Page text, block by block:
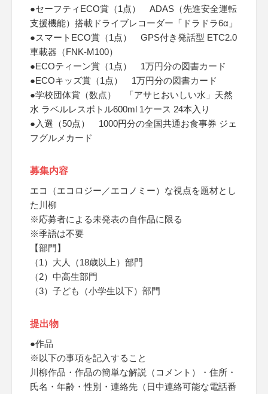
●セーフティECO賞（1点） ADAS（先進安全運転
支援機能）搭載ドライブレコーダー「ドラドラ6α」
●スマートECO賞（1点） GPS付き発話型 ETC2.0
車載器（FNK-M100）
●ECOティーン賞（1点） 1万円分の図書カード
●ECOキッズ賞（1点） 1万円分の図書カード
●学校団体賞（数点） 「アサヒおいしい水」天然
水 ラベルレスボトル600ml 1ケース 24本入り
●入選（50点） 1000円分の全国共通お食事券 ジェ
フグルメカード
募集内容
エコ（エコロジー／エコノミー）な視点を題材とし
た川柳
※応募者による未発表の自作品に限る
※季語は不要
【部門】
（1）大人（18歳以上）部門
（2）中高生部門
（3）子ども（小学生以下）部門
提出物
●作品
※以下の事項を記入すること
川柳作品・作品の簡単な解説（コメント）・住所・
氏名・年齢・性別・連絡先（日中連絡可能な電話番